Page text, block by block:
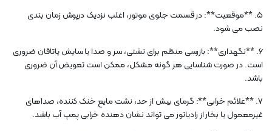
5. **موقعیت**: در قسمت جلوی موتور، اغلب نزدیک درپوش زمان بندی
نصب می شود.
6. **نگهداری**: بازرسی منظم برای نشتی، سر و صدا یا سایش یاتاقان ضروری
است. در صورت شناسایی هر گونه مشکل، ممکن است تعویض آن ضروری
باشد.
7. **علائم خرابی**: گرمای بیش از حد، نشت مایع خنک کننده، صداهای
غیرمعمول یا بخار از رادیاتور می تواند نشان دهنده خرابی پمپ آب باشد.